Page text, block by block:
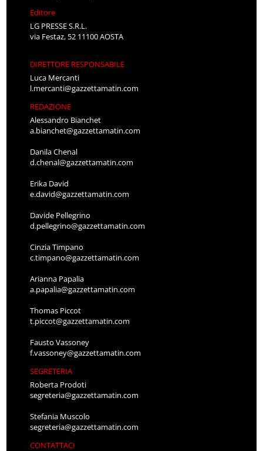
Editore
LG PRESSE S.R.L.
via Festaz, 52 11100 AOSTA
DIRETTORE RESPONSABILE
Luca Mercanti
l.mercanti@gazzettamatin.com
REDAZIONE
Alessandro Bianchet
a.bianchet@gazzettamatin.com
Danila Chenal
d.chenal@gazzettamatin.com
Erika David
e.david@gazzettamatin.com
Davide Pellegrino
d.pellegrino@gazzettamatin.com
Cinzia Timpano
c.timpano@gazzettamatin.com
Arianna Papalia
a.papalia@gazzettamatin.com
Thomas Piccot
t.piccot@gazzettamatin.com
Fausto Vassoney
f.vassoney@gazzettamatin.com
SEGRETERIA
Roberta Prodoti
segreteria@gazzettamatin.com
Stefania Muscolo
segreteria@gazzettamatin.com
CONTATTACI